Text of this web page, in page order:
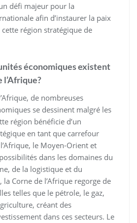
défi majeur pour la
afin d’instaurer la paix
région stratégique de
économiques existent
l’Afrique?
de nombreuses
se dessinent malgré les
région bénéficie d’un
en tant que carrefour
le Moyen-Orient et
dans les domaines du
de la logistique et du
Corne de l’Afrique regorge de
telles que le pétrole, le gaz,
créant des
dans ces secteurs. Le